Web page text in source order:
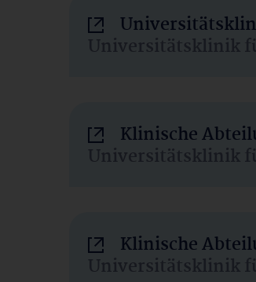
Universitätsklinik
Klinische
Universitätsklinik
Klinische
Universitätsklinik